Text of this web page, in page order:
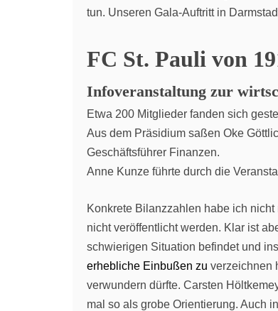
tun. Unseren Gala-Auftritt in
FC St. Pauli von
Infoveranstaltung zur
Etwa 200 Mitglieder fanden sich
Aus dem Präsidium saßen Oke
Geschäftsführer Finanzen.
Anne Kunze führte durch die
Konkrete Bilanzzahlen habe ich
nicht veröffentlicht werden. Klar ist
schwierigen Situation befindet und
erhebliche Einbußen zu verzeichnen
verwundern dürfte. Carsten
mal so als grobe Orientierung. Auch